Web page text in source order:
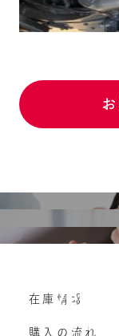
購入の流れ
よくいた
車両買い
在庫情報
購入の流れ